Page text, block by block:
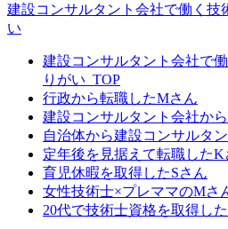
建設コンサルタント会社で働く技
い
建設コンサルタント会社で
りがい_TOP
行政から転職したMさん
建設コンサルタント会社か
自治体から建設コンサルタ
定年後を見据えて転職したK
育児休暇を取得したSさん
女性技術士×プレママのMさ
20代で技術士資格を取得し